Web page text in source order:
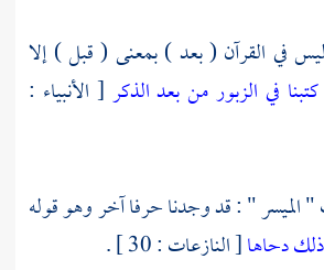
في القرآن ( بعد ) بمعنى ( قبل ) إلا
في الزبور من بعد الذكر [ الأنبياء :
" الميسر " : قد وجدنا حرفا آخر وهو قوله
دحاها[ النازعات : 30 ] .